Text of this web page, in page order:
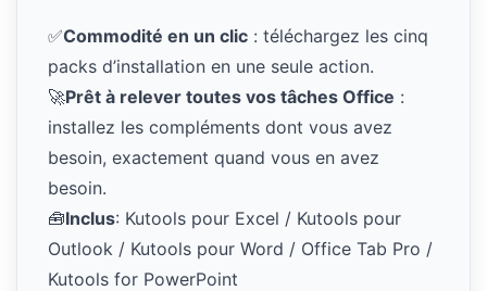
✅Commodité en un clic : téléchargez les cinq
packs d’installation en une seule action.
🚀Prêt à relever toutes vos tâches Office :
installez les compléments dont vous avez
besoin, exactement quand vous en avez
besoin.
🧰Inclus: Kutools pour Excel / Kutools pour
Outlook / Kutools pour Word / Office Tab Pro /
Kutools for PowerPoint